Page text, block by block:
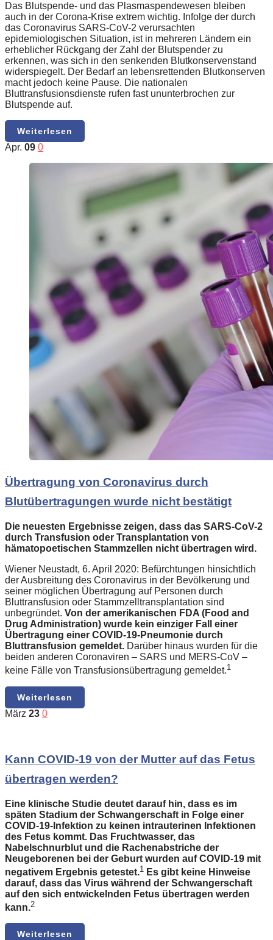
Das Blutspende- und das Plasmaspendewesen bleiben
auch in der Corona-Krise extrem wichtig. Infolge der durch
das Coronavirus SARS-CoV-2 verursachten
epidemiologischen Situation, ist in mehreren Ländern ein
erheblicher Rückgang der Zahl der Blutspender zu
erkennen, was sich in den senkenden Blutkonservenstand
widerspiegelt. Der Bedarf an lebensrettenden Blutkonserven
macht jedoch keine Pause. Die nationalen
Bluttransfusionsdienste rufen fast ununterbrochen zur
Blutspende auf.
Weiterlesen
Apr. 09 0
Übertragung von Coronavirus durch
Blutübertragungen wurde nicht bestätigt
Die neuesten Ergebnisse zeigen, dass das SARS-CoV-2
durch Transfusion oder Transplantation von
hämatopoetischen Stammzellen nicht übertragen wird.
Wiener Neustadt, 6. April 2020: Befürchtungen hinsichtlich
der Ausbreitung des Coronavirus in der Bevölkerung und
seiner möglichen Übertragung auf Personen durch
Bluttransfusion oder Stammzelltransplantation sind
unbegründet. Von der amerikanischen FDA (Food and
Drug Administration) wurde kein einziger Fall einer
Übertragung einer COVID-19-Pneumonie durch
Bluttransfusion gemeldet. Darüber hinaus wurden für die
beiden anderen Coronaviren – SARS und MERS-CoV –
keine Fälle von Transfusionsübertragung gemeldet.1
Weiterlesen
März 23 0
Kann COVID-19 von der Mutter auf das Fetus
übertragen werden?
Eine klinische Studie deutet darauf hin, dass es im
späten Stadium der Schwangerschaft in Folge einer
COVID-19-Infektion zu keinen intrauterinen Infektionen
des Fetus kommt. Das Fruchtwasser, das
Nabelschnurblut und die Rachenabstriche der
Neugeborenen bei der Geburt wurden auf COVID-19 mit
negativem Ergebnis getestet.1
Es gibt keine Hinweise
darauf, dass das Virus während der Schwangerschaft
auf den sich entwickelnden Fetus übertragen werden
kann.2
Weiterlesen